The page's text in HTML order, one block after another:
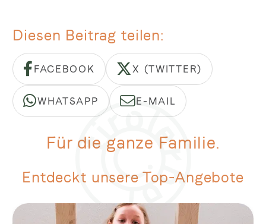
Diesen Beitrag teilen
FACEBOOK X (TWITTER)
WHATSAPP E-MAIL
Für die ganze Familie.
Entdeckt unsere Top-Angebote